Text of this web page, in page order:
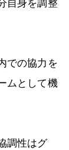
自身を調整
での協力を
ムとして機
調性はグ